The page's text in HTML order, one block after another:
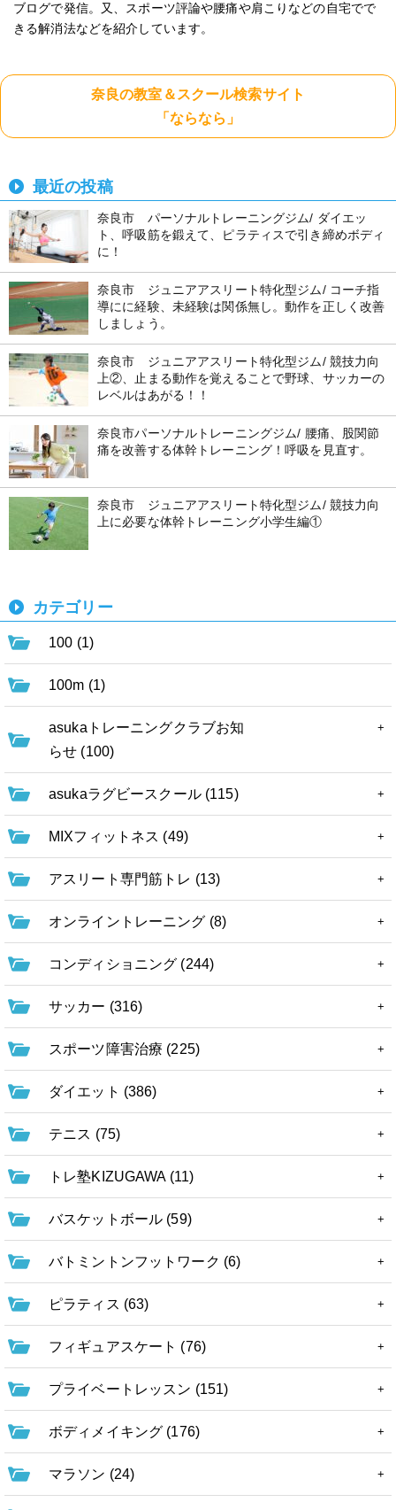
ブログで発信。又、スポーツ評論や腰痛や肩こりなどの自宅でで
きる解消法などを紹介しています。
奈良の教室＆スクール検索サイト
「ならなら」
最近の投稿
奈良市 パーソナルトレーニングジム/ ダイエッ
ト、呼吸筋を鍛えて、ピラティスで引き締めボディ
に！
奈良市 ジュニアアスリート特化型ジム/ コーチ指
導にに経験、未経験は関係無し。動作を正しく改善
しましょう。
奈良市 ジュニアアスリート特化型ジム/ 競技力向
上②、止まる動作を覚えることで野球、サッカーの
レベルはあがる！！
奈良市パーソナルトレーニングジム/ 腰痛、股関節
痛を改善する体幹トレーニング！呼吸を見直す。
奈良市 ジュニアアスリート特化型ジム/ 競技力向
上に必要な体幹トレーニング小学生編①
カテゴリー
100 (1)
100m (1)
asukaトレーニングクラブお知
らせ (100)
asukaラグビースクール (115)
MIXフィットネス (49)
アスリート専門筋トレ (13)
オンライントレーニング (8)
コンディショニング (244)
サッカー (316)
スポーツ障害治療 (225)
ダイエット (386)
テニス (75)
トレ塾KIZUGAWA (11)
バスケットボール (59)
バトミントンフットワーク (6)
ピラティス (63)
フィギュアスケート (76)
プライベートレッスン (151)
ボディメイキング (176)
マラソン (24)